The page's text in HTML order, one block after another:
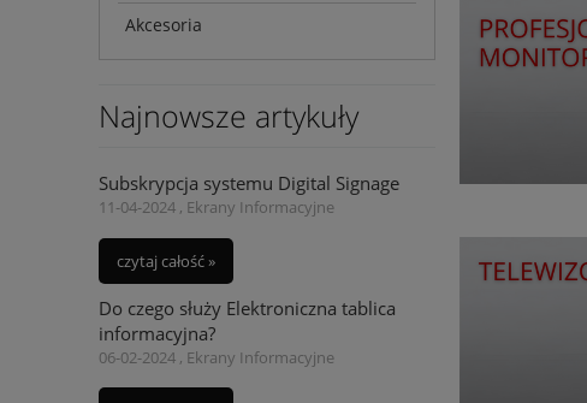
Akcesoria
Najnowsze artykuły
Subskrypcja systemu Digital Signage
11-04-2024 , Ekrany Informacyjne
czytaj całość »
Do czego służy Elektroniczna tablica
informacyjna?
06-02-2024 , Ekrany Informacyjne